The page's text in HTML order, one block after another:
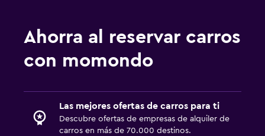
Ahorra al reservar carros
con momondo
Las mejores ofertas de carros para ti
Descubre ofertas de empresas de alquiler de
carros en más de 70.000 destinos.